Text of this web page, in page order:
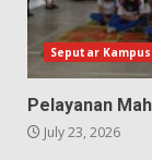
Seputar Kampus
Pelayanan
July 23, 2026